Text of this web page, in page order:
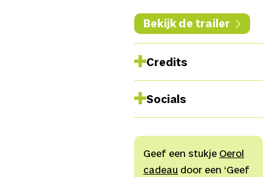
Bekijk de trailer
Credits
Smit, Rianne de
Reu/Nienke van der
Ploeg,RegieadviesChristel
Hakvoort,Dramaturgie
Rodenhuis,DecorEdo van
Socials
Website
Geef een stukje Oerol
cadeau door een ‘Geef